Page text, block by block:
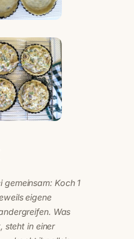
gemeinsam: Koch 1
eigene
Was
steht in einer